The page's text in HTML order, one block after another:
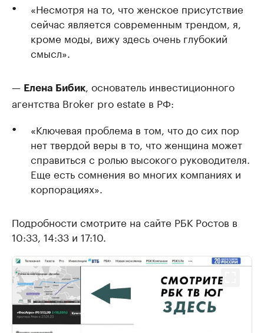
«Несмотря на то, что женское присутствие
сейчас является современным трендом, я,
кроме моды, вижу здесь очень глубокий
смысл».
— Елена Бибик , основатель инвестиционного
агентства Broker pro estate в РФ:
«Ключевая проблема в том, что до сих пор
нет твердой веры в то, что женщина может
справиться с ролью высокого руководителя.
Еще есть сомнения во многих компаниях и
корпорациях».
Подробности смотрите на сайте РБК Ростов в
10:33, 14:33 и 17:10.